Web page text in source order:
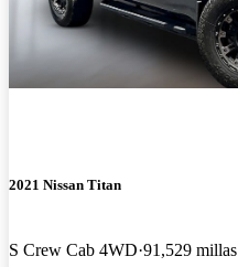
2021 Nissan Titan
S Crew Cab 4WD 91,529 millas